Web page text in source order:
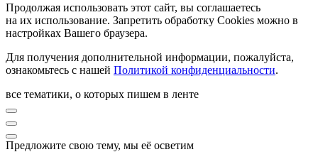
Продолжая использовать этот сайт, вы соглашаетесь
на их использование. Запретить обработку Cookies можно в
настройках Вашего браузера.
Для получения дополнительной информации, пожалуйста,
ознакомьтесь с нашей Политикой конфиденциальности.
все тематики, о которых пишем в ленте
Предложите свою тему, мы её осветим